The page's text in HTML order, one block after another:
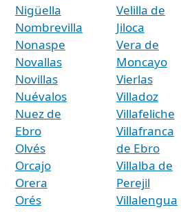
Nigüella
Nombrevilla
Nonaspe
Novallas
Novillas
Nuévalos
Nuez de
Ebro
Olvés
Orcajo
Orera
Orés
Velilla de
Jiloca
Vera de
Moncayo
Vierlas
Villadoz
Villafeliche
Villafranca
de Ebro
Villalba de
Perejil
Villalengua